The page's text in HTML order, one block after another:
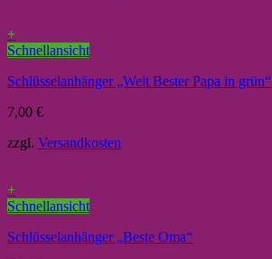
+
Schnellansicht
Schlüsselanhänger „Welt Bester Papa in grün“
7,00 €
zzgl. Versandkosten
+
Schnellansicht
Schlüsselanhänger „Beste Oma“